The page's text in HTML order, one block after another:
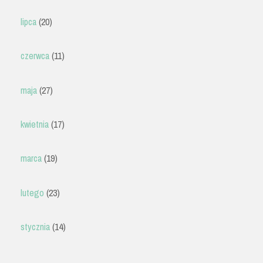
lipca(20)
czerwca(11)
maja(27)
kwietnia(17)
marca(19)
lutego (23)
stycznia(14)